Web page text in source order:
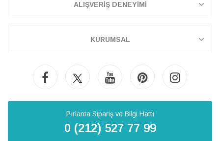
ALIŞVERİŞ DENEYİMİ
KURUMSAL
Pırlanta Sipariş ve Bilgi Hattı
0 (212) 527 77 99